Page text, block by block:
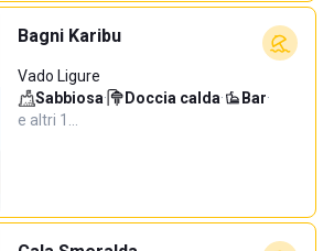
Bagni Karibu
Vado Ligure
Sabbiosa· Doccia calda· Bar·
e altri 1…